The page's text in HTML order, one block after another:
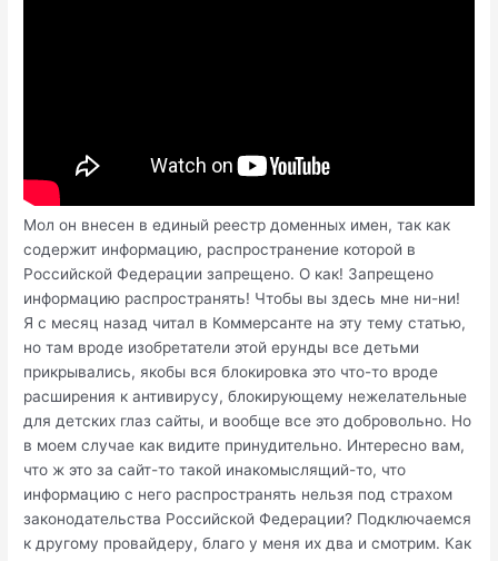
Мол он внесен в единый реестр доменных имен, так как
содержит информацию, распространение которой в
Российской Федерации запрещено. О как! Запрещено
информацию распространять! Чтобы вы здесь мне ни-ни!
Я с месяц назад читал в Коммерсанте на эту тему статью,
но там вроде изобретатели этой ерунды все детьми
прикрывались, якобы вся блокировка это что-то вроде
расширения к антивирусу, блокирующему нежелательные
для детских глаз сайты, и вообще все это добровольно. Но
в моем случае как видите принудительно. Интересно вам,
что ж это за сайт-то такой инакомыслящий-то, что
информацию с него распространять нельзя под страхом
законодательства Российской Федерации? Подключаемся
к другому провайдеру, благо у меня их два и смотрим. Как